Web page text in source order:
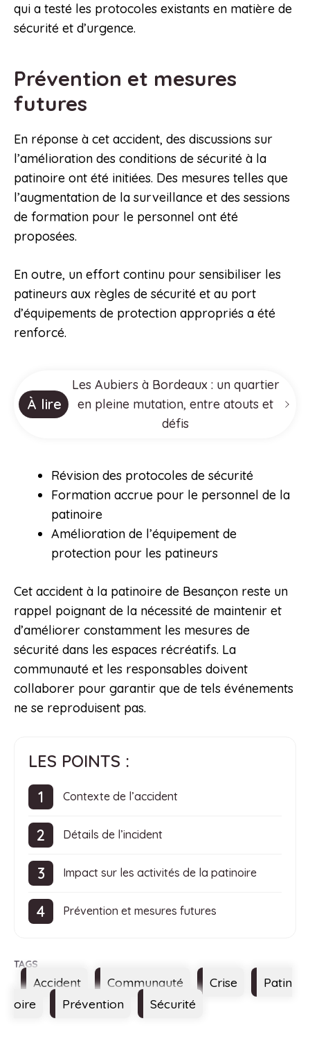
qui a testé les protocoles existants en matière de
sécurité et d’urgence.
Prévention et mesures
futures
En réponse à cet accident, des discussions sur
l’amélioration des conditions de sécurité à la
patinoire ont été initiées. Des mesures telles que
l’augmentation de la surveillance et des sessions
de formation pour le personnel ont été
proposées.
En outre, un effort continu pour sensibiliser les
patineurs aux règles de sécurité et au port
d’équipements de protection appropriés a été
renforcé.
À lire
Les Aubiers à Bordeaux : un quartier
en pleine mutation, entre atouts et
défis
Révision des protocoles de sécurité
Formation accrue pour le personnel de la
patinoire
Amélioration de l’équipement de
protection pour les patineurs
Cet accident à la patinoire de Besançon reste un
rappel poignant de la nécessité de maintenir et
d’améliorer constamment les mesures de
sécurité dans les espaces récréatifs. La
communauté et les responsables doivent
collaborer pour garantir que de tels événements
ne se reproduisent pas.
LES POINTS :
Contexte de l’accident
Détails de l’incident
Impact sur les activités de la patinoire
Prévention et mesures futures
Accident Communauté Crise
Patin
oire
Prévention Sécurité